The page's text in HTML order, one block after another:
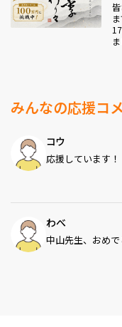
みんなの応援コ
コウ
応援しています！
わべ
中山先生、おめで